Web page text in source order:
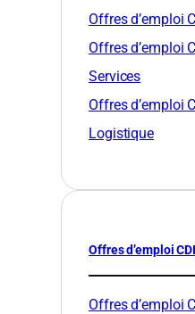
Offres d’emploi
Offres d’emploi
Services
Offres d’emploi
Logistique
Offres d’emploi
Offres d’emploi